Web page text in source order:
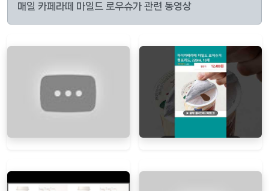
매일 카페라떼 마일드 로우슈가 관련 동영상